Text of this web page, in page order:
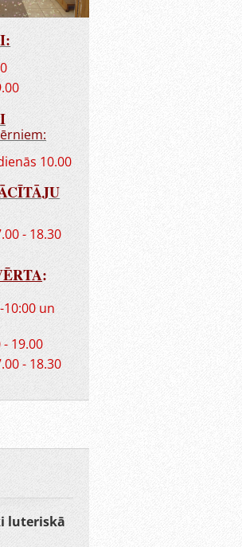
10.00
- 18.30
:
un
19.00
- 18.30
luteriskā